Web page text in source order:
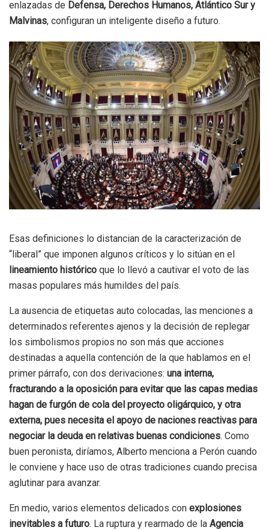
enlazadas de Defensa, Derechos Humanos, Atlántico Sur y
Malvinas, configuran un inteligente diseño a futuro.
Esas definiciones lo distancian de la caracterización de
“liberal” que imponen algunos críticos y lo sitúan en el
lineamiento histórico que lo llevó a cautivar el voto de las
masas populares más humildes del país.
La ausencia de etiquetas auto colocadas, las menciones a
determinados referentes ajenos y la decisión de replegar
los simbolismos propios no son más que acciones
destinadas a aquella contención de la que hablamos en el
primer párrafo, con dos derivaciones: una interna,
fracturando a la oposición para evitar que las capas medias
hagan de furgón de cola del proyecto oligárquico, y otra
externa, pues necesita el apoyo de naciones reactivas para
negociar la deuda en relativas buenas condiciones. Como
buen peronista, diríamos, Alberto menciona a Perón cuando
le conviene y hace uso de otras tradiciones cuando precisa
aglutinar para avanzar.
En medio, varios elementos delicados con explosiones
inevitables a futuro. La ruptura y rearmado de la Agencia